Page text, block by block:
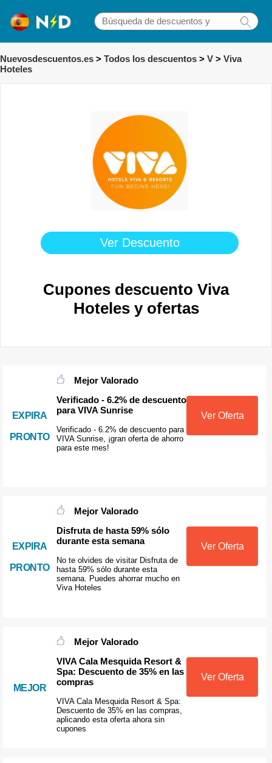
Nuevosdescuentos.es > Todos los descuentos > V > Viva
Hoteles
Ver Descuento
Cupones descuento Viva
Hoteles y ofertas
EXPIRA
PRONTO
Mejor Valorado
Verificado - 6.2% de descuento
para VIVA Sunrise
Verificado - 6.2% de descuento para
VIVA Sunrise, ¡gran oferta de ahorro
para este mes!
Ver Oferta
EXPIRA
PRONTO
Mejor Valorado
Disfruta de hasta 59% sólo
durante esta semana
No te olvides de visitar Disfruta de
hasta 59% sólo durante esta
semana. Puedes ahorrar mucho en
Viva Hoteles
Ver Oferta
MEJOR
Mejor Valorado
VIVA Cala Mesquida Resort &
Spa: Descuento de 35% en las
compras
VIVA Cala Mesquida Resort & Spa:
Descuento de 35% en las compras,
aplicando esta oferta ahora sin
cupones
Ver Oferta